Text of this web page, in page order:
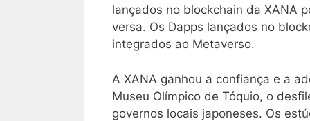
lançados no blockchain da XANA
versa. Os Dapps lançados no
integrados ao Metaverso.
A XANA ganhou a confiança e a
Museu Olímpico de Tóquio, o
governos locais japoneses. Os